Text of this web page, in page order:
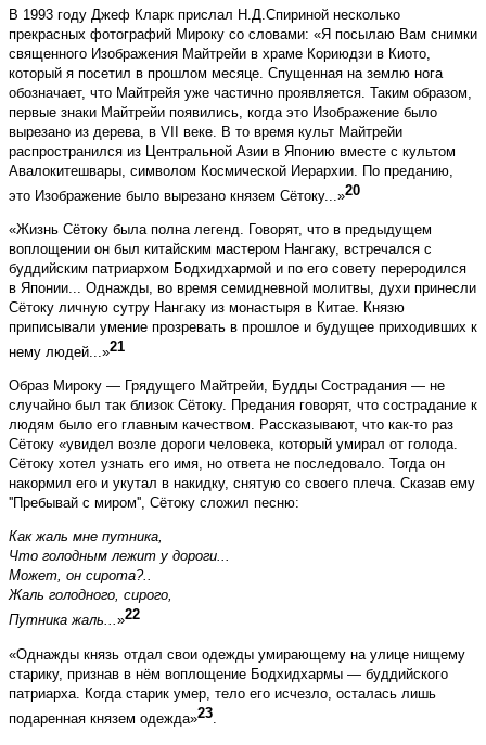
В 1993 году Джеф Кларк прислал Н.Д.Спириной несколько
прекрасных фотографий Мироку со словами: «Я посылаю Вам снимки
священного Изображения Майтрейи в храме Кориюдзи в Киото,
который я посетил в прошлом месяце. Спущенная на землю нога
обозначает, что Майтрейя уже частично проявляется. Таким образом,
первые знаки Майтрейи появились, когда это Изображение было
вырезано из дерева, в VII веке. В то время культ Майтрейи
распространился из Центральной Азии в Японию вместе с культом
Авалокитешвары, символом Космической Иерархии. По преданию,
это Изображение было вырезано князем Сётоку...»20
«Жизнь Сётоку была полна легенд. Говорят, что в предыдущем
воплощении он был китайским мастером Нангаку, встречался с
буддийским патриархом Бодхидхармой и по его совету переродился
в Японии... Однажды, во время семидневной молитвы, духи принесли
Сётоку личную сутру Нангаку из монастыря в Китае. Князю
приписывали умение прозревать в прошлое и будущее приходивших к
нему людей...»21
Образ Мироку — Грядущего Майтрейи, Будды Сострадания — не
случайно был так близок Сётоку. Предания говорят, что сострадание к
людям было его главным качеством. Рассказывают, что как-то раз
Сётоку «увидел возле дороги человека, который умирал от голода.
Сётоку хотел узнать его имя, но ответа не последовало. Тогда он
накормил его и укутал в накидку, снятую со своего плеча. Сказав ему
''Пребывай с миром'', Сётоку сложил песню:
Как жаль мне путника,
Что голодным лежит у дороги...
Может, он сирота?..
Жаль голодного, сирого,
Путника жаль...»22
«Однажды князь отдал свои одежды умирающему на улице нищему
старику, признав в нём воплощение Бодхидхармы — буддийского
патриарха. Когда старик умер, тело его исчезло, осталась лишь
подаренная князем одежда»23